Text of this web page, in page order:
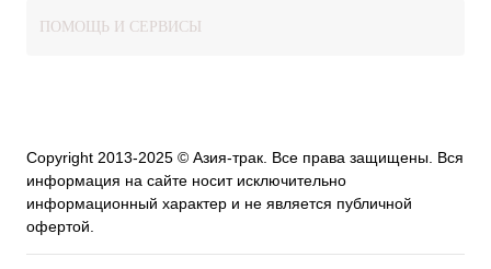
ПОМОЩЬ И СЕРВИСЫ
Copyright 2013-2025 © Азия-трак. Все права защищены. Вся
информация на сайте носит исключительно
информационный характер и не является публичной
офертой.